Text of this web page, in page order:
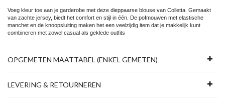
Voeg kleur toe aan je garderobe met deze dieppaarse blouse van Colletta . Gemaakt
van zachte jersey, biedt het comfort en stijl in één. De pofmouwen met elastische
manchet en de knoopsluiting maken het een veelzijdig item dat je makkelijk kunt
combineren met zowel casual als geklede outfits
OPGEMETEN MAATTABEL (ENKEL GEMETEN)
LEVERING & RETOURNEREN